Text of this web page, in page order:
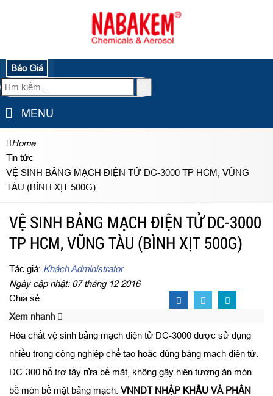
Báo Giá
MENU
Home
Tin tức
VỆ SINH BẢNG MẠCH ĐIỆN TỬ DC-3000 TP HCM, VŨNG
TÀU (BÌNH XỊT 500G)
VỆ SINH BẢNG MẠCH ĐIỆN TỬ DC-3000
TP HCM, VŨNG TÀU (BÌNH XỊT 500G)
Tác giả: Khách Administrator
Ngày cập nhật: 07 tháng 12 2016
Chia sẻ
Xem nhanh
Hóa chất vệ sinh bảng mạch điện tử DC-3000 được sử dụng
nhiều trong công nghiệp chế tạo hoặc dùng bảng mạch điện tử.
DC-300 hỗ trợ tẩy rửa bề mặt, không gây hiện tượng ăn mòn
bề mòn bề mặt bảng mạch. VNNDT NHẬP KHẨU VÀ PHÂN